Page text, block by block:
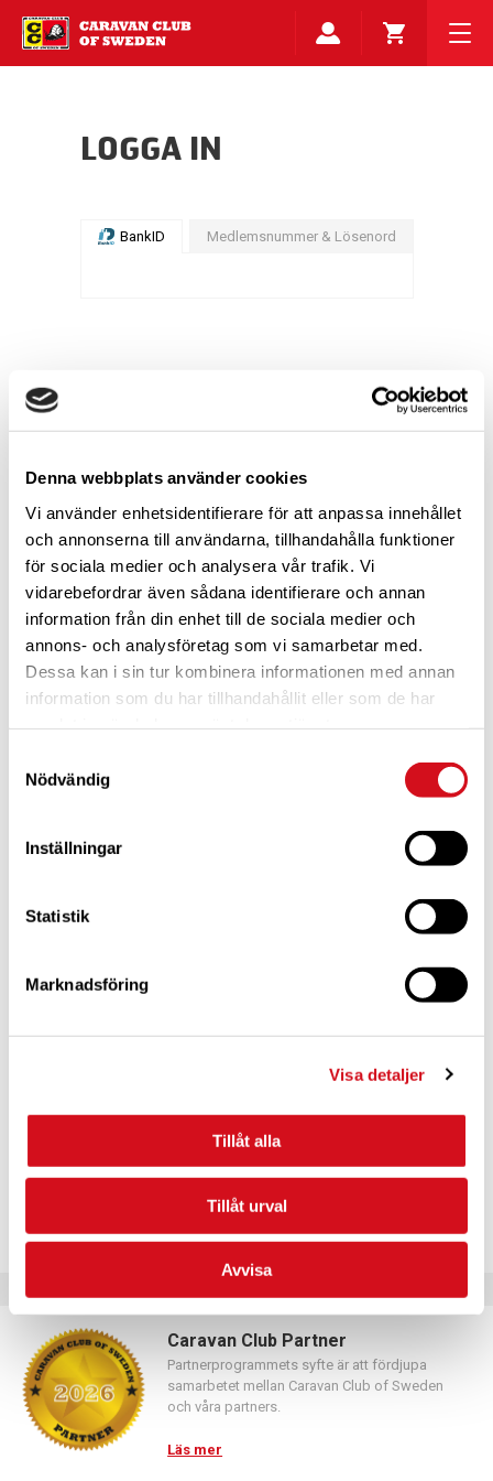
Denna webbplats använder cookies
Vi använder enhetsidentifierare för att anpassa innehållet
och annonserna till användarna, tillhandahålla funktioner
för sociala medier och analysera vår trafik. Vi
vidarebefordrar även sådana identifierare och annan
information från din enhet till de sociala medier och
annons- och analysföretag som vi samarbetar med.
Dessa kan i sin tur kombinera informationen med annan
information som du har tillhandahållit eller som de har
Nödvändig
Inställningar
Statistik
Marknadsföring
Visa detaljer
Tillåt alla
Tillåt urval
Avvisa
LOGGA IN
BankID Medlemsnummer & Lösenord
För dig som är blivande ny medlemTa del av alla förmåner.
Bli medlem idag.
Logga in med hjälp av formuläret och följ anvisningarna.
Caravan Club Partner
Partnerprogrammets syfte är att fördjupa
samarbetet mellan Caravan Club of Sweden
och våra partners.
Läs mer